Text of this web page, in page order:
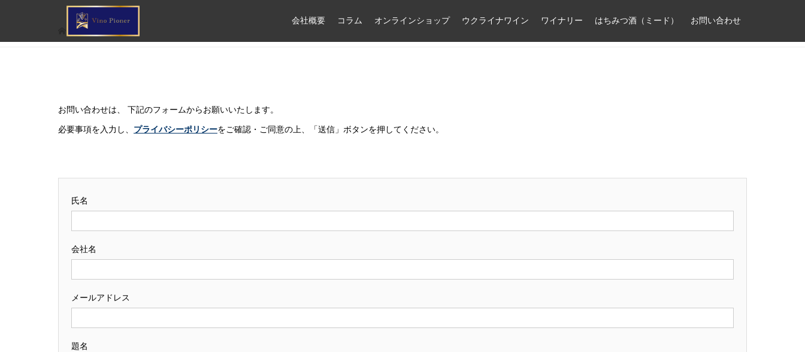
会社概要 コラム オンラインショップ ウクライナワイン ワイナリー はちみつ酒（ミード）
お問い合わせ
お問い合わせは、 下記のフォームからお願いいたします。
必要事項を入力し、 プライバシーポリシーをご確認・ご同意の上、「送信」ボタンを押してください。
氏名
会社名
メールアドレス
題名